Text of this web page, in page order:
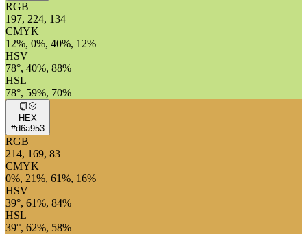
RGB
197, 224, 134
CMYK
12%, 0%, 40%, 12%
HSV
78°, 40%, 88%
HSL
78°, 59%, 70%
HEX
#d6a953
RGB
214, 169, 83
CMYK
0%, 21%, 61%, 16%
HSV
39°, 61%, 84%
HSL
39°, 62%, 58%